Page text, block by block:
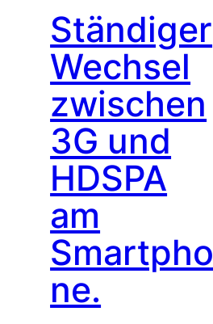
Ständiger
Wechsel
zwischen
3G und
HDSPA
am
Smartpho
ne.